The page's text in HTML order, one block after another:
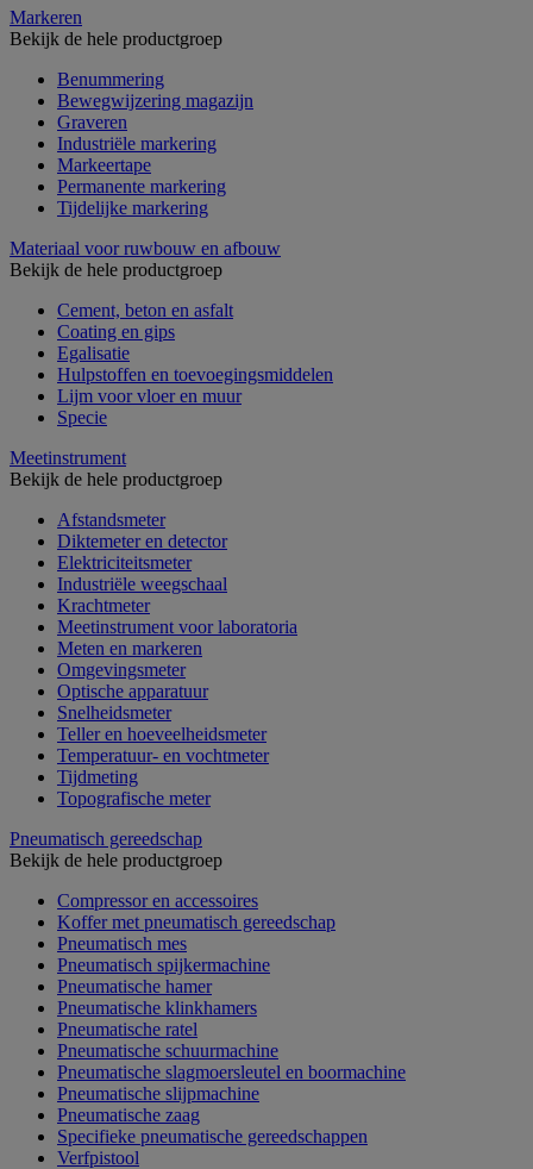
Markeren
Bekijk de hele productgroep
Benummering
Bewegwijzering magazijn
Graveren
Industriële markering
Markeertape
Permanente markering
Tijdelijke markering
Materiaal voor ruwbouw en afbouw
Bekijk de hele productgroep
Cement, beton en asfalt
Coating en gips
Egalisatie
Hulpstoffen en toevoegingsmiddelen
Lijm voor vloer en muur
Specie
Meetinstrument
Bekijk de hele productgroep
Afstandsmeter
Diktemeter en detector
Elektriciteitsmeter
Industriële weegschaal
Krachtmeter
Meetinstrument voor laboratoria
Meten en markeren
Omgevingsmeter
Optische apparatuur
Snelheidsmeter
Teller en hoeveelheidsmeter
Temperatuur- en vochtmeter
Tijdmeting
Topografische meter
Pneumatisch gereedschap
Bekijk de hele productgroep
Compressor en accessoires
Koffer met pneumatisch gereedschap
Pneumatisch mes
Pneumatisch spijkermachine
Pneumatische hamer
Pneumatische klinkhamers
Pneumatische ratel
Pneumatische schuurmachine
Pneumatische slagmoersleutel en boormachine
Pneumatische slijpmachine
Pneumatische zaag
Specifieke pneumatische gereedschappen
Verfpistool